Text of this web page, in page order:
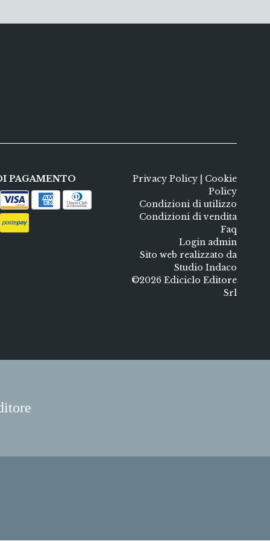
PAGAMENTO Privacy Policy| Cookie
Policy
Condizioni di utilizzo
Condizioni di vendita
Faq
Login admin
Sito web realizzato da
Studio Indaco
©2026 Ediciclo Editore
Srl